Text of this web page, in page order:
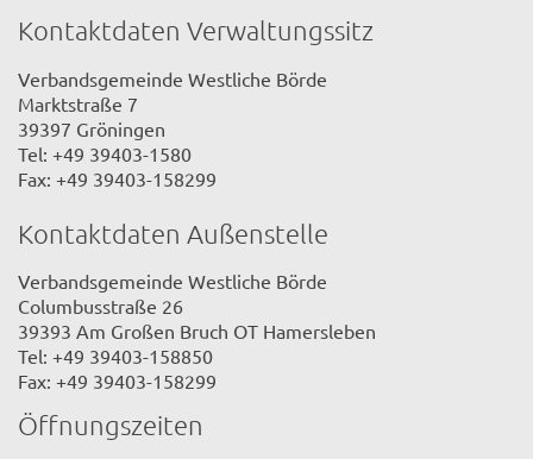
Kontaktdaten Verwaltungssitz
Verbandsgemeinde Westliche Börde
Marktstraße 7
39397 Gröningen
Tel: +49 39403-1580
Fax: +49 39403-158299
Kontaktdaten Außenstelle
Verbandsgemeinde Westliche Börde
Columbusstraße 26
39393 Am Großen Bruch OT Hamersleben
Tel: +49 39403-158850
Fax: +49 39403-158299
Öffnungszeiten